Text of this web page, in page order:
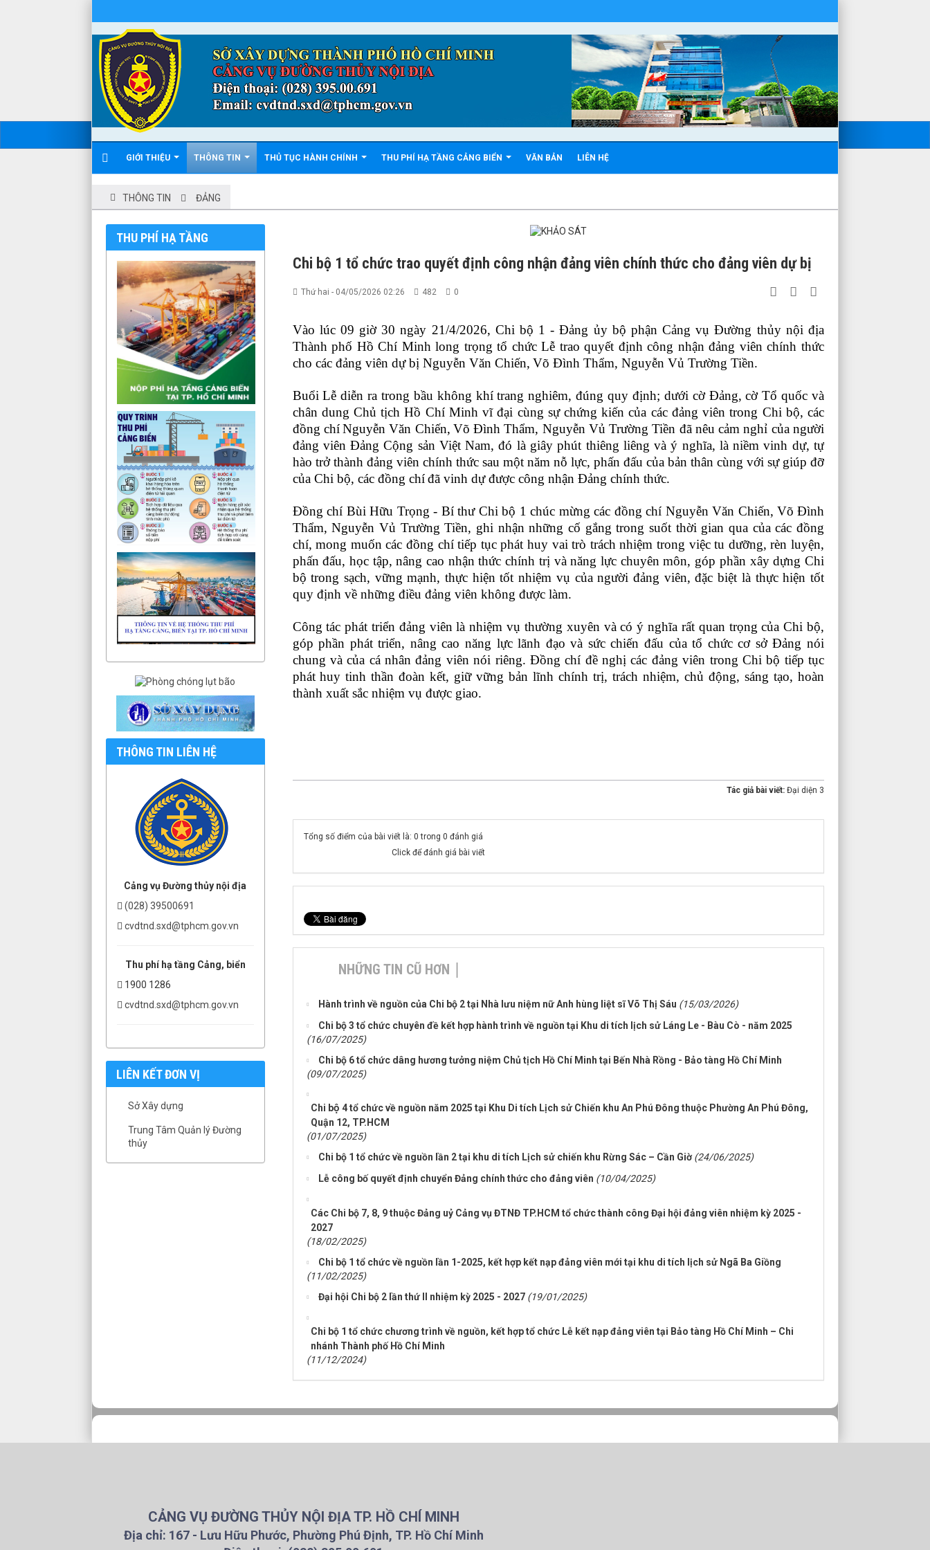
GIỚI THIỆU THÔNG TIN THỦ TỤC HÀNH CHÍNH THU PHÍ HẠ TẦNG CẢNG BIỂN VĂN BẢN LIÊN HỆ
THÔNG TIN ĐẢNG
THU PHÍ HẠ TẦNG
THÔNG TIN LIÊN HỆ
Cảng vụ Đường thủy nội địa
(028) 39500691
cvdtnd.sxd@tphcm.gov.vn
Thu phí hạ tầng Cảng, biển
1900 1286
cvdtnd.sxd@tphcm.gov.vn
LIÊN KẾT ĐƠN VỊ
Sở Xây dựng
Trung Tâm Quản lý Đường
thủy
Chi bộ 1 tổ chức trao quyết định công nhận đảng viên chính thức cho đảng viên dự bị
Thứ hai - 04/05/2026 02:26 482 0
Vào lúc 09 giờ 30 ngày 21/4/2026, Chi bộ 1 - Đảng ủy bộ phận Cảng vụ Đường thủy nội địa
Thành phố Hồ Chí Minh long trọng tổ chức Lễ trao quyết định công nhận đảng viên chính thức
cho các đảng viên dự bị Nguyễn Văn Chiến, Võ Đình Thẩm, Nguyễn Vủ Trường Tiền.
Buổi Lễ diễn ra trong bầu không khí trang nghiêm, đúng quy định; dưới cờ Đảng, cờ Tổ quốc và
chân dung Chủ tịch Hồ Chí Minh vĩ đại cùng sự chứng kiến của các đảng viên trong Chi bộ, các
đồng chí Nguyễn Văn Chiến, Võ Đình Thẩm, Nguyễn Vủ Trường Tiền đã nêu cảmnghỉ của người
đảng viên Đảng Cộng sản Việt Nam, đó là giây phút thiêng liêng và ý nghĩa, là niềm vinh dự, tự
hào trở thành đảng viên chính thức sau một năm nỗ lực, phấn đấu của bản thân cùng với sự giúp đỡ
của Chi bộ, các đồng chí đã vinh dự được công nhận Đảng chính thức.
Đồng chí Bùi Hữu Trọng - Bí thư Chi bộ 1 chúc mừng các đồng chí Nguyễn Văn Chiến, Võ Đình
Thẩm, Nguyễn Vủ Trường Tiền, ghi nhận những cố gắng trong suốt thời gian qua của các đồng
chí, mong muốn các đồng chí tiếp tục phát huy vai trò trách nhiệm trong việc tu dưỡng, rèn luyện,
phấn đấu, học tập, nâng cao nhận thức chính trị và năng lực chuyên môn, góp phần xây dựng Chi
bộ trong sạch, vững mạnh, thực hiện tốt nhiệm vụ của người đảng viên, đặc biệt là thực hiện tốt
quy định về những điều đảng viên không được làm.
Công tác phát triển đảng viên là nhiệm vụ thường xuyên và có ý nghĩa rất quan trọng của Chi bộ,
góp phần phát triển, nâng cao năng lực lãnh đạo và sức chiến đấu của tổ chức cơ sở Đảng nói
chung và của cá nhân đảng viên nói riêng. Đồng chí đề nghị các đảng viên trong Chi bộ tiếp tục
phát huy tinh thần đoàn kết, giữ vững bản lĩnh chính trị, trách nhiệm, chủ động, sáng tạo, hoàn
thành xuất sắc nhiệm vụ được giao.
Tác giả bài viết: Đại diện 3
Tổng số điểm của bài viết là: 0 trong 0 đánh giá
Click để đánh giá bài viết
NHỮNG TIN CŨ HƠN
Hành trình về nguồn của Chi bộ 2 tại Nhà lưu niệm nữ Anh hùng liệt sĩ Võ Thị Sáu (15/03/2026)
Chi bộ 3 tổ chức chuyên đề kết hợp hành trình về nguồn tại Khu di tích lịch sử Láng Le - Bàu Cò - năm 2025
(16/07/2025)
Chi bộ 6 tổ chức dâng hương tưởng niệm Chủ tịch Hồ Chí Minh tại Bến Nhà Rồng - Bảo tàng Hồ Chí Minh
(09/07/2025)
Chi bộ 4 tổ chức về nguồn năm 2025 tại Khu Di tích Lịch sử Chiến khu An Phú Đông thuộc Phường An Phú Đông,
Quận 12, TP.HCM
(01/07/2025)
Chi bộ 1 tổ chức về nguồn lần 2 tại khu di tích Lịch sử chiến khu Rừng Sác – Cần Giờ (24/06/2025)
Lễ công bố quyết định chuyển Đảng chính thức cho đảng viên (10/04/2025)
Các Chi bộ 7, 8, 9 thuộc Đảng uỷ Cảng vụ ĐTNĐ TP.HCM tổ chức thành công Đại hội đảng viên nhiệm kỳ 2025 -
2027
(18/02/2025)
Chi bộ 1 tổ chức về nguồn lần 1-2025, kết hợp kết nạp đảng viên mới tại khu di tích lịch sử Ngã Ba Giồng
(11/02/2025)
Đại hội Chi bộ 2 lần thứ II nhiệm kỳ 2025 - 2027 (19/01/2025)
Chi bộ 1 tổ chức chương trình về nguồn, kết hợp tổ chức Lễ kết nạp đảng viên tại Bảo tàng Hồ Chí Minh – Chi
nhánh Thành phố Hồ Chí Minh
(11/12/2024)
CẢNG VỤ ĐƯỜNG THỦY NỘI ĐỊA TP. HỒ CHÍ MINH
Địa chỉ: 167 - Lưu Hữu Phước, Phường Phú Định, TP. Hồ Chí Minh